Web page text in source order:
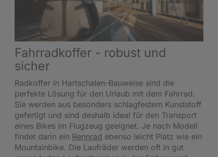
Fahrradkoffer - robust und
sicher
Radkoffer in Hartschalen-Bauweise sind die
perfekte Lösung für den Urlaub mit dem Fahrrad.
Sie werden aus besonders schlagfestem Kunststoff
gefertigt und sind deshalb ideal für den Transport
eines Bikes im Flugzeug geeignet. Je nach Modell
findet darin ein Rennrad ebenso leicht Platz wie ein
Mountainbike. Die Laufräder werden oft in gut